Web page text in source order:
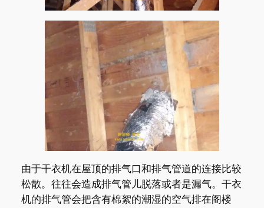
由于干衣机在屋顶的排气口和排气管道的连接比较
松散。往往会造成排气管儿脱落或者是漏气。干衣
机的排气管会把含有棉絮的潮湿的空气排在阁楼